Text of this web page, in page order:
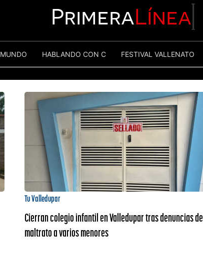
PrimeraLínea
MUNDO HABLANDO CON C FESTIVAL VALLENATO
Tu Valledupar
Cierran colegio infantil en Valledupar tras denuncias de
maltrato a varios menores